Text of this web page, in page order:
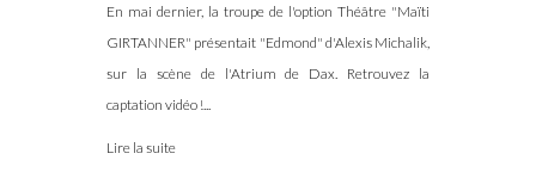
En mai dernier, la troupe de l'option Théâtre "Maïti
GIRTANNER" présentait "Edmond" d'Alexis Michalik,
sur la scène de l'Atrium de Dax. Retrouvez la
captation vidéo !...
Lire la suite